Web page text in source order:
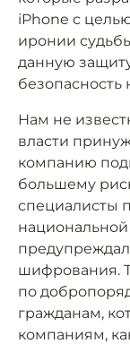
iPhone с
иронии
данную
безопасность
Нам не
власти
компанию
большему
специалисты
шифрования.
по
гражданам,
компаниям,